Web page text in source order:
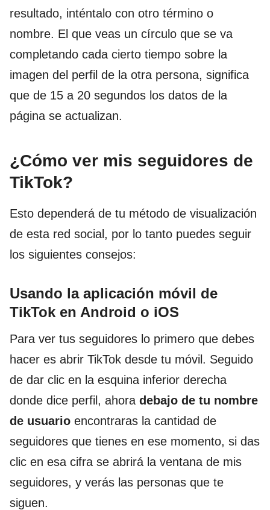
resultado, inténtalo con otro término o
nombre. El que veas un círculo que se va
completando cada cierto tiempo sobre la
imagen del perfil de la otra persona, significa
que de 15 a 20 segundos los datos de la
página se actualizan.
¿Cómo ver mis seguidores de
TikTok?
Esto dependerá de tu método de visualización
de esta red social, por lo tanto puedes seguir
los siguientes consejos:
Usando la aplicación móvil de
TikTok en Android o iOS
Para ver tus seguidores lo primero que debes
hacer es abrir TikTok desde tu móvil. Seguido
de dar clic en la esquina inferior derecha
donde dice perfil, ahora debajo de tu nombre
de usuario encontraras la cantidad de
seguidores que tienes en ese momento, si das
clic en esa cifra se abrirá la ventana de mis
seguidores, y verás las personas que te
siguen.